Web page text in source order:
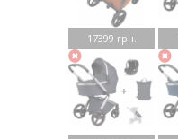
17399 грн.